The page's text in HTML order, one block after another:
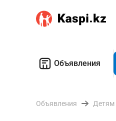
Объявления
Объявления Детям